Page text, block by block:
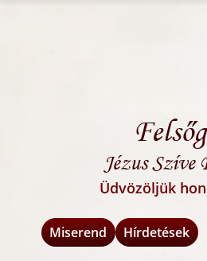
Jézus Szíve
Üdvözöljük
Miserend Hírdetések